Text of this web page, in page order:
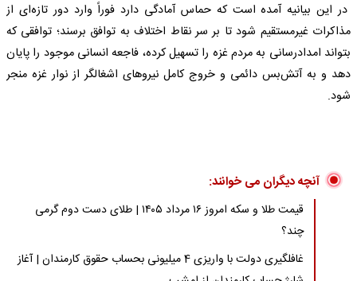
در این بیانیه آمده است که حماس آمادگی دارد فوراً وارد دور تازه‌ای از
مذاکرات غیرمستقیم شود تا بر سر نقاط اختلاف به توافق برسند؛ توافقی که
بتواند امدادرسانی به مردم غزه را تسهیل کرده، فاجعه انسانی موجود را پایان
دهد و به آتش‌بس دائمی و خروج کامل نیروهای اشغالگر از نوار غزه منجر
شود.
آنچه دیگران می خوانند:
قیمت طلا و سکه امروز ۱۶ مرداد ۱۴۰۵ | طلای دست دوم گرمی
چند؟
غافلگیری دولت با واریزی 4 میلیونی بحساب حقوق کارمندان | آغاز